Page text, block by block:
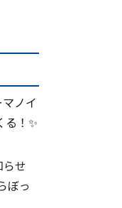
ノイ
！✨
らせ
ぼっ